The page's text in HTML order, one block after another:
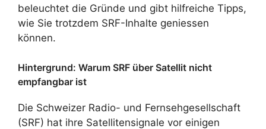
beleuchtet die Gründe und gibt hilfreiche Tipps,
wie Sie trotzdem SRF-Inhalte geniessen
können.
Hintergrund: Warum SRF über Satellit nicht
empfangbar ist
Die Schweizer Radio- und Fernsehgesellschaft
(SRF) hat ihre Satellitensignale vor einigen